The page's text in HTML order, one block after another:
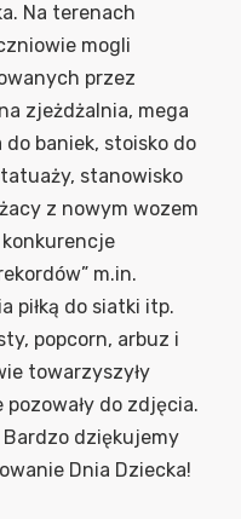
Na terenach
mogli
przez
zjeżdżalnia, mega
baniek, stoisko do
stanowisko
z nowym wozem
m.in.
piłką do siatki itp.
popcorn, arbuz i
towarzyszyły
do zdjęcia.
dziękujemy
Dnia Dziecka!